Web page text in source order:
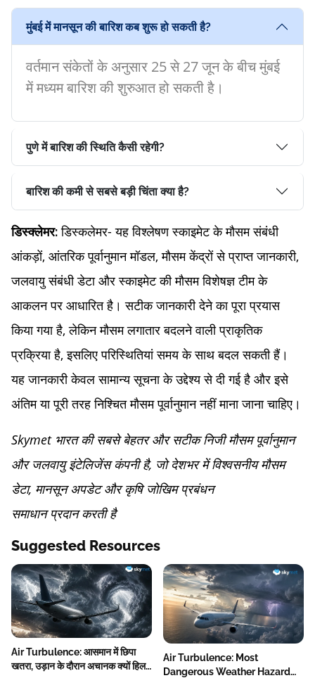
मुंबई में मानसून की बारिश कब शुरू हो सकती है?
वर्तमान संकेतों के अनुसार 25 से 27 जून के बीच मुंबई
में मध्यम बारिश की शुरुआत हो सकती है।
पुणे में बारिश की स्थिति कैसी रहेगी?
बारिश की कमी से सबसे बड़ी चिंता क्या है?
डिस्क्लेमर:डिस्कलेमर- यह विश्लेषण स्काइमेट के मौसम संबंधी
आंकड़ों, आंतरिक पूर्वानुमान मॉडल, मौसम केंद्रों से प्राप्त जानकारी,
जलवायु संबंधी डेटा और स्काइमेट की मौसम विशेषज्ञ टीम के
आकलन पर आधारित है। सटीक जानकारी देने का पूरा प्रयास
किया गया है, लेकिन मौसम लगातार बदलने वाली प्राकृतिक
प्रक्रिया है, इसलिए परिस्थितियां समय के साथ बदल सकती हैं।
यह जानकारी केवल सामान्य सूचना के उद्देश्य से दी गई है और इसे
अंतिम या पूरी तरह निश्चित मौसम पूर्वानुमान नहीं माना जाना चाहिए।
Skymet भारत की सबसे बेहतर और सटीक निजी मौसम पूर्वानुमान
और जलवायु इंटेलिजेंस कंपनी है, जो देशभर में विश्वसनीय मौसम
डेटा, मानसून अपडेट और कृषि जोखिम प्रबंधन
समाधान प्रदान करती है
Suggested Resources
Air Turbulence: आसमान में छिपा
खतरा, उड़ान के दौरान अचानक क्यों हिलने
Air Turbulence: Most
Dangerous Weather Hazard